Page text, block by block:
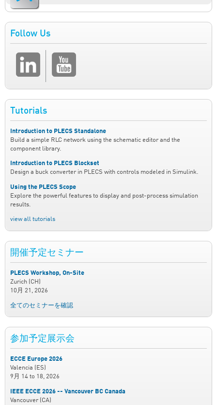
Follow Us
Tutorials
Introduction to PLECS Standalone
Build a simple RLC network using the schematic editor and the
component library.
Introduction to PLECS Blockset
Design a buck converter in PLECS with controls modeled in Simulink.
Using the PLECS Scope
Explore the powerful features to display and post-process simulation
results.
view all tutorials
開催予定セミナー
PLECS Workshop, On-Site
Zurich (CH)
10月 21, 2026
全てのセミナーを確認
参加予定展示会
ECCE Europe 2026
Valencia (ES)
9月 14 to 18, 2026
IEEE ECCE 2026 -- Vancouver BC Canada
Vancouver (CA)